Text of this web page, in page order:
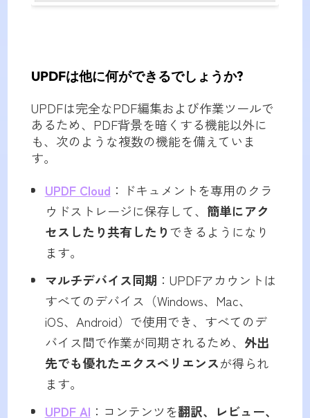
UPDFは他に何ができるでしょうか?
UPDFは完全なPDF編集および作業ツールで
あるため、PDF背景を暗くする機能以外に
も、次のような複数の機能を備えていま
す。
UPDF Cloud ：ドキュメントを専用のクラ
ウドストレージに保存して、 簡単にアク
セスしたり共有したりできるようになり
ます。
マルチデバイス同期 ：UPDFアカウントは
すべてのデバイス（Windows、Mac、
iOS、Android）で使用でき、すべてのデ
バイス間で作業が同期されるため、 外出
先でも優れたエクスペリエンスが得られ
ます。
UPDF AI ：コンテンツを翻訳、レビュー、